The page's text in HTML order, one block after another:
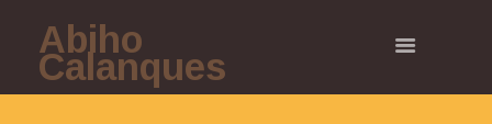
Abiho
Calanques